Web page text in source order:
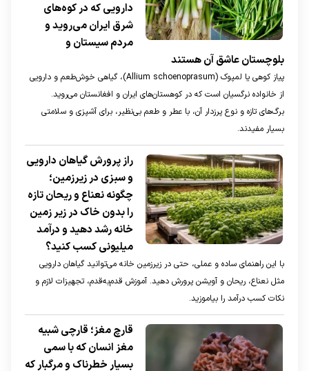
دارویی که در کوه‌های
شرق ایران می‌روید و
مردم سیستان و
بلوچستان عاشق آن هستند
پیاز کوهی یا لمپوک (Allium schoenoprasum)، گیاهی خوش‌طعم و دارویی
از خانواده نرگسیان است که در کوهستان‌های ایران و افغانستان می‌روید.
برگ‌های تازه و نوع پرزدار آن، با عطر و طعم بی‌نظیر، برای آشپزی و سلامتی
بسیار مفیدند.
راز پرورش گیاهان دارویی
و سبزی در زیرزمین؛
چگونه نعناع و ریحان تازه
را بدون خاک در زیر زمین
خانه رشد دهید و درآمد
میلیونی کسب کنید؟
با این راهنمای ساده و عملی، حتی در زیرزمین خانه می‌توانید گیاهان دارویی
مثل نعناع، ریحان و آویشن پرورش دهید. آموزش قدم‌به‌قدم، تجهیزات لازم و
نکات کسب درآمد را بیاموزید.
قارچ مغز؛ قارچی شبیه
مغز انسان که با سمی
بسیار خطرناک و مرگبار که